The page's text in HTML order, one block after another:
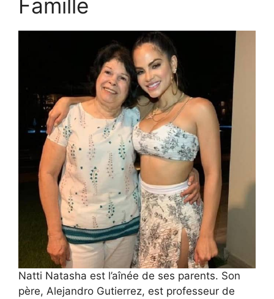
Famille
Natti Natasha est l’aînée de ses parents. Son
père, Alejandro Gutierrez, est professeur de